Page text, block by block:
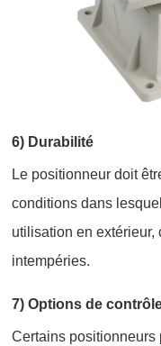
6) Durabilité
Le positionneur doit
conditions dans
utilisation en
intempéries.
7) Options de
Certains positionneurs